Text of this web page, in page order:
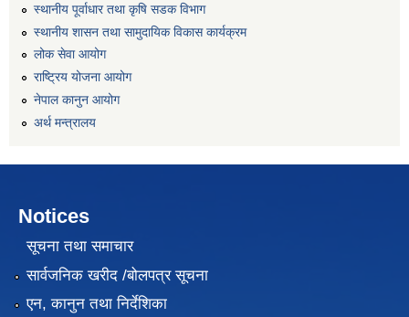
स्थानीय पूर्वाधार तथा कृषि सडक विभाग
स्थानीय शासन तथा सामुदायिक विकास कार्यक्रम
लोक सेवा आयोग
राष्ट्रिय योजना आयोग
नेपाल कानुन आयोग
अर्थ मन्त्रालय
Notices
सूचना तथा समाचार
सार्वजनिक खरीद /बोलपत्र सूचना
एन, कानुन तथा निर्देशिका